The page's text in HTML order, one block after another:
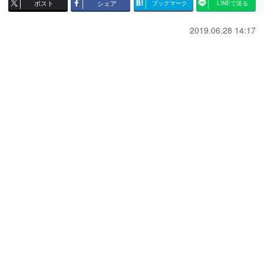
ポスト シェア ブックマーク LINEで送る
2019.06.28 14:17